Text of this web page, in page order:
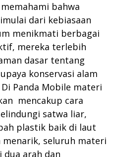
bahwa
dari kebiasaan
menikmati berbagai
mereka terlebih
dasar tentang
konservasi alam
Panda Mobile materi
mencakup cara
satwa liar,
plastik baik di laut
seluruh materi
dua arah dan